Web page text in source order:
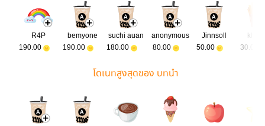
R4P
190.00
bemyone
190.00
suchi auan
180.00
anonymous
80.00
Jinnsoll
50.00
30.00
โดเนทสูงสุดของ บทนำ